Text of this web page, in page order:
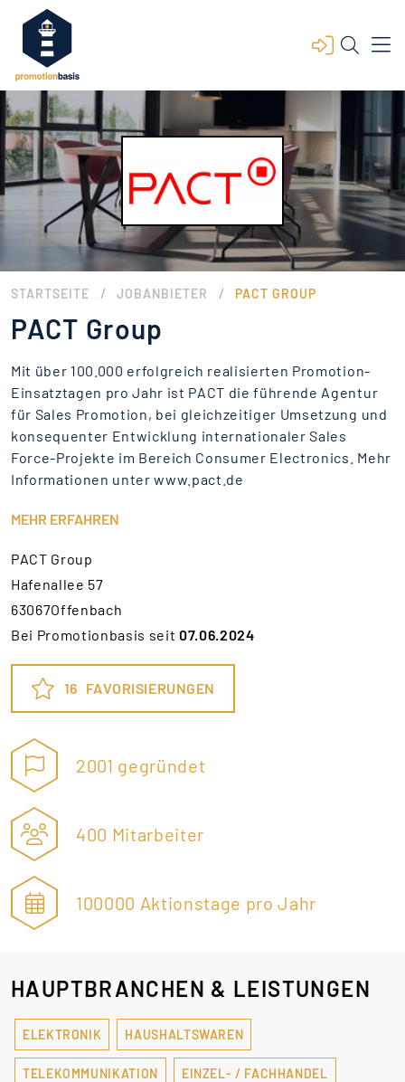
STARTSEITE / JOBANBIETER / PACT GROUP
PACT Group
Mit über 100.000 erfolgreich realisierten Promotion-
Einsatztagen pro Jahr ist PACT die führende Agentur
für Sales Promotion, bei gleichzeitiger Umsetzung und
konsequenter Entwicklung internationaler Sales
Force-Projekte im Bereich Consumer Electronics. Mehr
Informationen unter www.pact.de
MEHR ERFAHREN
PACT Group
Hafenallee 57
63067Offenbach
Bei Promotionbasis seit07.06.2024
16 FAVORISIERUNGEN
2001 gegründet
400 Mitarbeiter
100000 Aktionstage pro Jahr
HAUPTBRANCHEN & LEISTUNGEN
ELEKTRONIK HAUSHALTSWAREN
TELEKOMMUNIKATION EINZEL- / FACHHANDEL